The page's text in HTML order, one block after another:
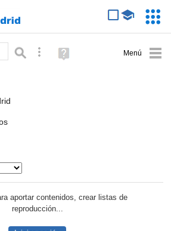
Búsqueda avanzada
Ayuda
(en
aportar contenidos, crear listas de
reproducción...